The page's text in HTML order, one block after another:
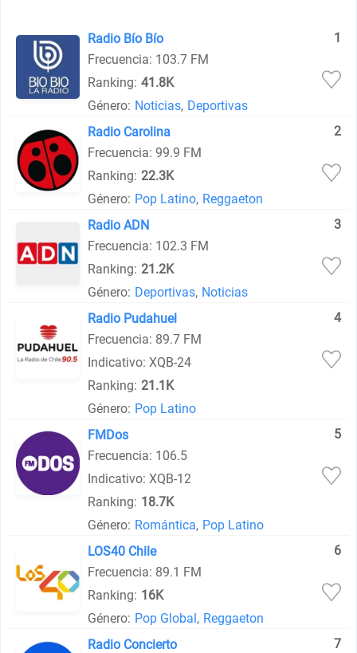
Radio Bío Bío
1
Frecuencia: 103.7 FM
Ranking: 41.8K
Género: Noticias, Deportivas
Radio Carolina
2
Frecuencia: 99.9 FM
Ranking: 22.3K
Género: Pop Latino, Reggaeton
Radio ADN
3
Frecuencia: 102.3 FM
Ranking: 21.2K
Género: Deportivas, Noticias
Radio Pudahuel
4
Frecuencia: 89.7 FM
Indicativo: XQB-24
Ranking: 21.1K
Género: Pop Latino
FMDos
5
Frecuencia: 106.5
Indicativo: XQB-12
Ranking: 18.7K
Género: Romántica, Pop Latino
LOS40 Chile
6
Frecuencia: 89.1 FM
Ranking: 16K
Género: Pop Global, Reggaeton
Radio Concierto
7